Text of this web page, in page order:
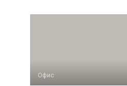
Офис